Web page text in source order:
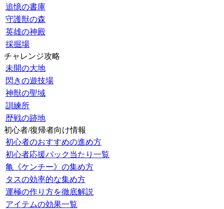
追憶の書庫
守護獣の森
英雄の神殿
採掘場
チャレンジ攻略
未開の大地
閃きの遊技場
神獣の聖域
訓練所
歴戦の跡地
初心者/復帰者向け情報
初心者のおすすめの進め方
初心者応援パック当たり一覧
亀《ケンチー》の集め方
タスの効率的な集め方
運極の作り方を徹底解説
アイテムの効果一覧